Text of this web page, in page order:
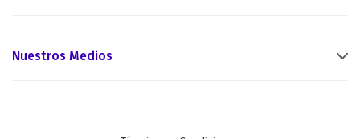
Nuestros Medios